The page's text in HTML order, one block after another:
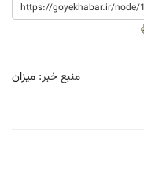
منبع خبر: میزان